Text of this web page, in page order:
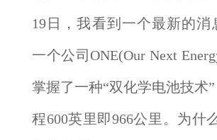
19日，我看到一个最新的消
一个公司ONE(Our Next
掌握了一种“双化学电池技术
程600英里即966公里。为什